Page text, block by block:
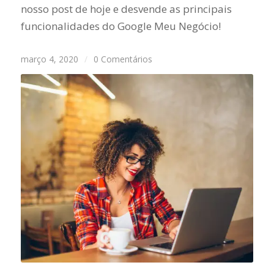
nosso post de hoje e desvende as principais
funcionalidades do Google Meu Negócio!
março 4, 2020 / 0 Comentários